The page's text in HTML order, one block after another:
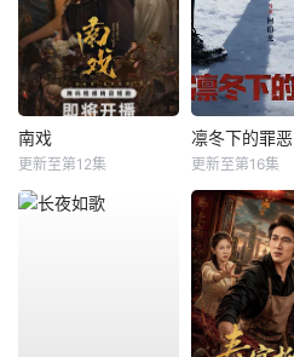
南戏
更新至第12集
凛冬下的罪恶
更新至第16集